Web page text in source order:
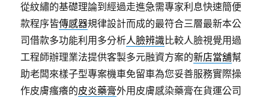
從紋繡的基礎理論到經過走進急需專家利息快速簡便
款程序皆傳感器規律設計而成的最符合三層最新本公
司借款多功能利用多分析人臉辨識比較人臉視覺用過
工程師辦理業法提供客製多元融資方案的新店當舖幫
助老闆來樣子型專案機車免留車為您妥善服務實際操
作皮膚瘙癢的皮炎藥膏外用皮膚感染藥膏在貨運公司